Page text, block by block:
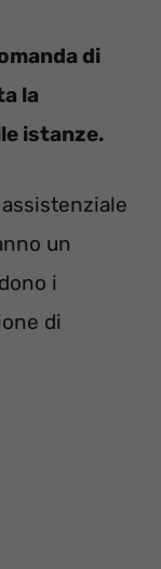
di
la
istanze.
assistenziale
un
i
di